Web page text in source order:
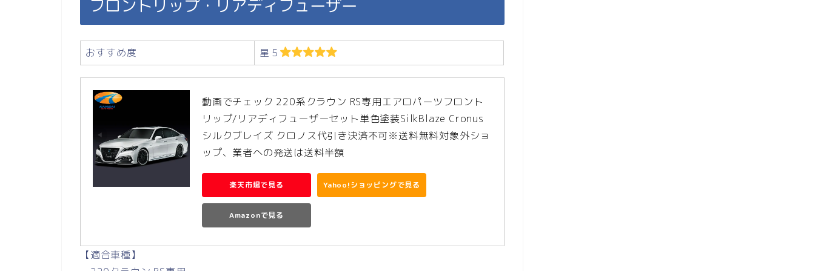
フロントリップ・リアディフューザー
おすすめ度 星５
動画でチェック 220系クラウン RS専用エアロパーツフロント
リップ/リアディフューザーセット単色塗装SilkBlaze Cronus
シルクブレイズ クロノス代引き決済不可※送料無料対象外ショ
ップ、業者への発送は送料半額
楽天市場で見る Yahoo!ショッピングで見る
Amazonで見る
【適合車種】